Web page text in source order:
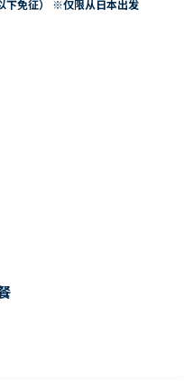
下免征） ※仅限从日本出发